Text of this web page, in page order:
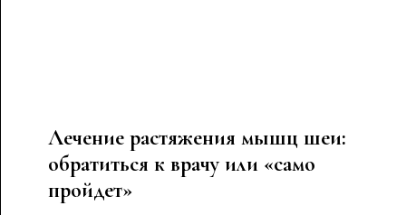
Лечение растяжения мышц шеи:
обратиться к врачу или «само
пройдет»